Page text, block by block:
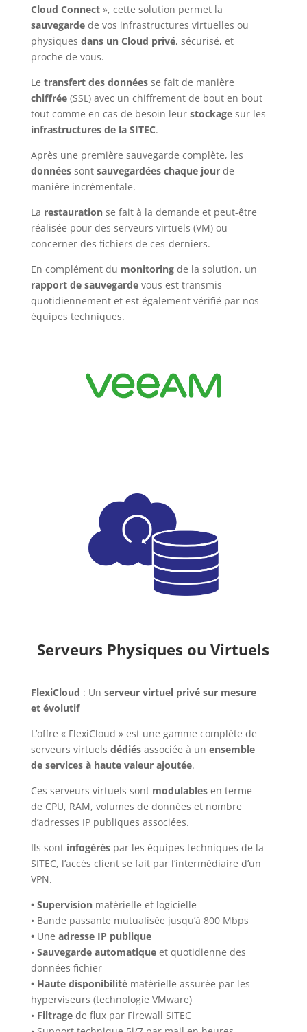
Cloud Connect», cette solution permet la
sauvegardede vos infrastructures virtuelles ou
physiques dans un Cloud privé, sécurisé, et
proche de vous.
Le transfert des donnéesse fait de manière
chiffrée(SSL) avec un chiffrement de bout en bout
tout comme en cas de besoin leur stockagesur les
infrastructures de la SITEC.
Après une première sauvegarde complète, les
donnéessont sauvegardées chaque jourde
manière incrémentale.
La restaurationse fait à la demande et peut-être
réalisée pour des serveurs virtuels (VM) ou
concerner des fichiers de ces-derniers.
En complément du monitoringde la solution, un
rapport de sauvegardevous est transmis
quotidiennement et est également vérifié par nos
équipes techniques.
Serveurs Physiques ou Virtuels
FlexiCloud : Un serveur virtuel privé sur mesure
et évolutif
L’offre « FlexiCloud » est une gamme complète de
serveurs virtuels dédiésassociée à un ensemble
de services à haute valeur ajoutée.
Ces serveurs virtuels sont modulablesen terme
de CPU, RAM, volumes de données et nombre
d’adresses IP publiques associées.
Ils sont infogéréspar les équipes techniques de la
SITEC, l’accès client se fait par l’intermédiaire d’un
VPN.
• Supervisionmatérielle et logicielle
• Bande passante mutualisée jusqu’à 800 Mbps
• Une adresse IP publique
• Sauvegarde automatiqueet quotidienne des
données fichier
• Haute disponibilité matérielle assurée par les
hyperviseurs (technologie VMware)
• Filtragede flux par Firewall SITEC